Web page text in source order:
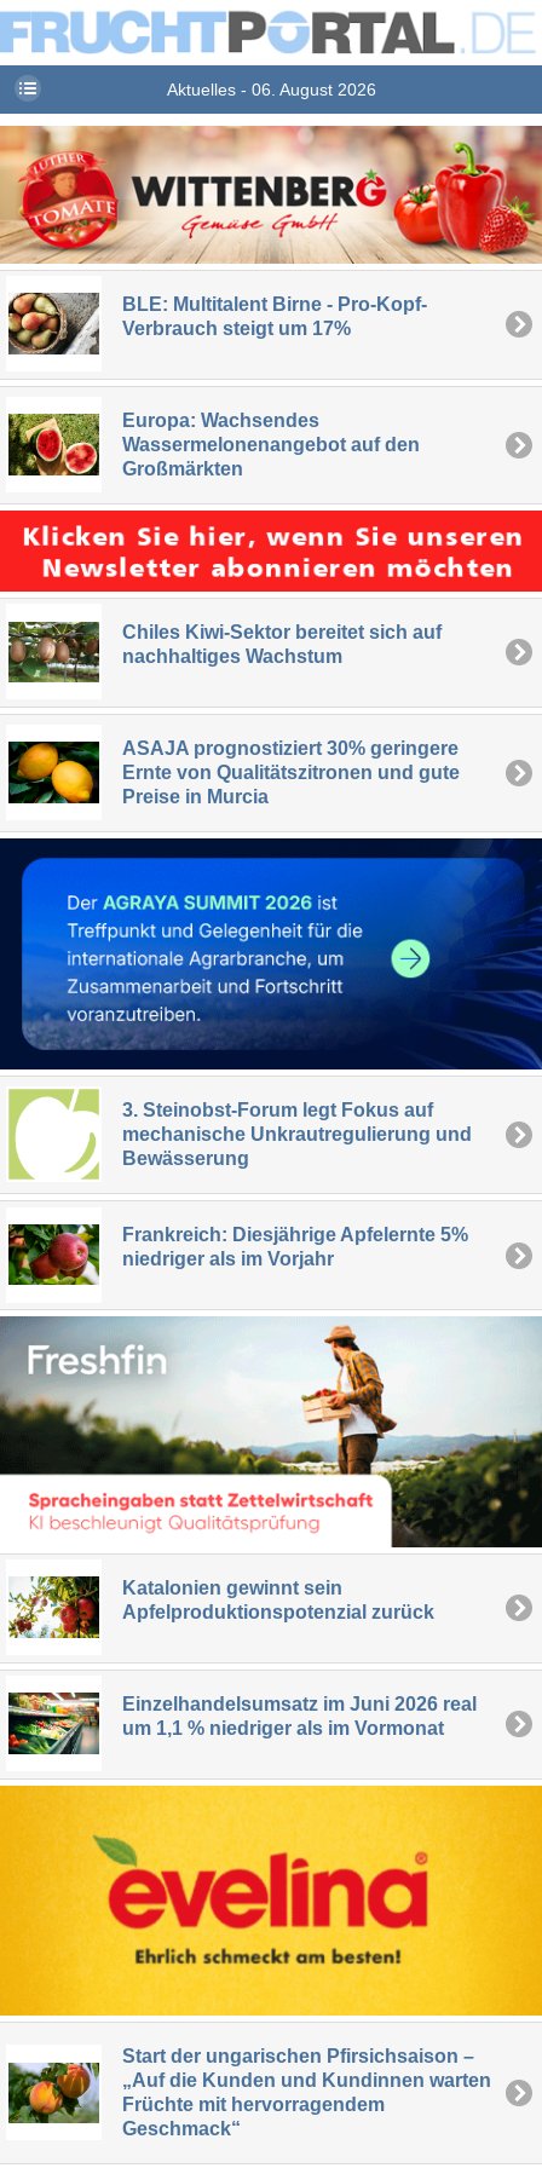
Aktuelles - 06. August 2026
BLE: Multitalent Birne - Pro-Kopf-
Verbrauch steigt um 17%
Europa: Wachsendes
Wassermelonenangebot auf den
Großmärkten
Chiles Kiwi-Sektor bereitet sich auf
nachhaltiges Wachstum
ASAJA prognostiziert 30% geringere
Ernte von Qualitätszitronen und gute
Preise in Murcia
3. Steinobst-Forum legt Fokus auf
mechanische Unkrautregulierung und
Bewässerung
Frankreich: Diesjährige Apfelernte 5%
niedriger als im Vorjahr
Katalonien gewinnt sein
Apfelproduktionspotenzial zurück
Einzelhandelsumsatz im Juni 2026 real
um 1,1 % niedriger als im Vormonat
Start der ungarischen Pfirsichsaison –
„Auf die Kunden und Kundinnen warten
Früchte mit hervorragendem
Geschmack“